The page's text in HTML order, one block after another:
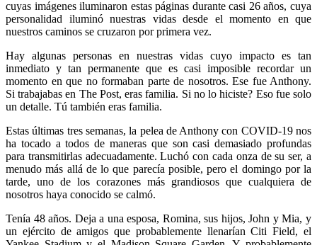
cuyas imágenes iluminaron estas páginas durante casi 26 años, cuya
personalidad iluminó nuestras vidas desde el momento en que
nuestros caminos se cruzaron por primera vez.
Hay algunas personas en nuestras vidas cuyo impacto es tan
inmediato y tan permanente que es casi imposible recordar un
momento en que no formaban parte de nosotros. Ese fue Anthony.
Si trabajabas en The Post, eras familia. Si no lo hiciste? Eso fue solo
un detalle. Tú también eras familia.
Estas últimas tres semanas, la pelea de Anthony con COVID-19 nos
ha tocado a todos de maneras que son casi demasiado profundas
para transmitirlas adecuadamente. Luchó con cada onza de su ser, a
menudo más allá de lo que parecía posible, pero el domingo por la
tarde, uno de los corazones más grandiosos que cualquiera de
nosotros haya conocido se calmó.
Tenía 48 años. Deja a una esposa, Romina, sus hijos, John y Mia, y
un ejército de amigos que probablemente llenarían Citi Field, el